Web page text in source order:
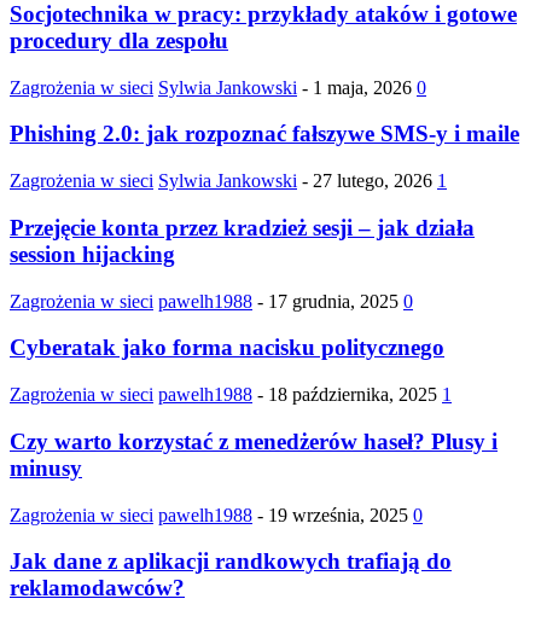
Socjotechnika w pracy: przykłady ataków i gotowe
procedury dla zespołu
Zagrożenia w sieci Sylwia Jankowski - 1 maja, 2026 0
Phishing 2.0: jak rozpoznać fałszywe SMS-y i maile
Zagrożenia w sieci Sylwia Jankowski - 27 lutego, 2026 1
Przejęcie konta przez kradzież sesji – jak działa
session hijacking
Zagrożenia w sieci pawelh1988 - 17 grudnia, 2025 0
Cyberatak jako forma nacisku politycznego
Zagrożenia w sieci pawelh1988 - 18 października, 2025 1
Czy warto korzystać z menedżerów haseł? Plusy i
minusy
Zagrożenia w sieci pawelh1988 - 19 września, 2025 0
Jak dane z aplikacji randkowych trafiają do
reklamodawców?